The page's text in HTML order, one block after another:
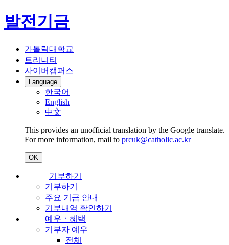
발전기금
가톨릭대학교
트리니티
사이버캠퍼스
Language
한국어
English
中文
This provides an unofficial translation by the Google translate.
For more information, mail to prcuk@catholic.ac.kr
OK
기부하기
기부하기
주요 기금 안내
기부내역 확인하기
예우ㆍ혜택
기부자 예우
전체